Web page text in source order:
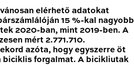
elérhető adatokat
15 %-kal nagyobb
2020-ban, mint 2019-ben. A
mért 2.771.710.
azóta, hogy egyszerre öt
biciklis forgalmat. A bicikliutak